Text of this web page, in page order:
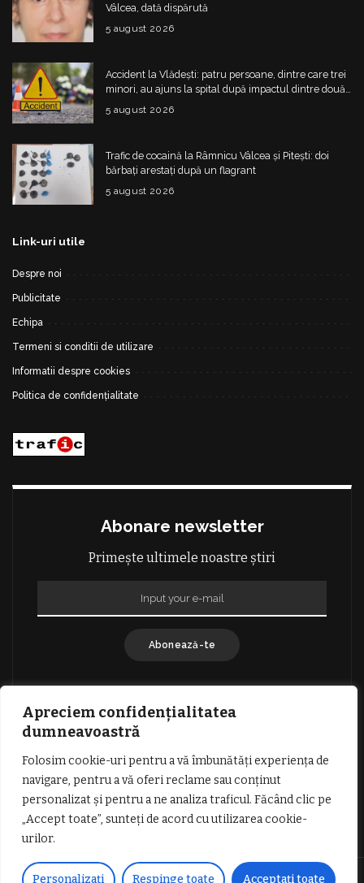
Apreciem confidențialitatea
dumneavoastră
Folosim cookie-uri pentru a vă îmbunătăți experiența de
navigare, pentru a vă oferi reclame sau conținut
personalizat și pentru a ne analiza traficul. Făcând clic pe
„Accept toate”, sunteți de acord cu utilizarea cookie-
urilor.
Personalizați Respinge toate Acceptați toate
Vâlcea, dată dispărută
5 august 2026
Accident la Vlădești: patru persoane, dintre care trei
minori, au ajuns la spital după impactul dintre două
5 august 2026
Trafic de cocaină la Râmnicu Vâlcea și Pitești: doi
bărbați arestați după un flagrant
5 august 2026
Link-uri utile
Despre noi
Publicitate
Echipa
Termeni si conditii de utilizare
Informatii despre cookies
Politica de confidențialitate
Abonare newsletter
Primește ultimele noastre știri
Abonează-te
TERMENI SI CONDITII DE UTILIZARE
INFORMATII DESPRE COOKIES
DESPRE NOI
PUBLICITATE
© Copyright Vocea Vâlcii | Toate drepturile rezervate | Site creat cu